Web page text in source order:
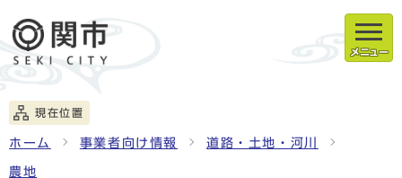
メニュー
現在位置
ホーム 事業者向け情報 道路・土地・河川
農地